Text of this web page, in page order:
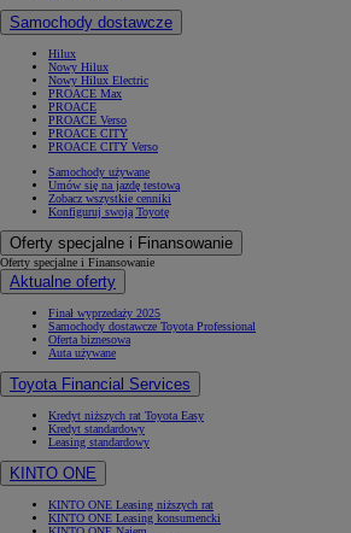
Samochody dostawcze
Hilux
Nowy Hilux
Nowy Hilux Electric
PROACE Max
PROACE
PROACE Verso
PROACE CITY
PROACE CITY Verso
Samochody używane
Umów się na jazdę testową
Zobacz wszystkie cenniki
Konfiguruj swoją Toyotę
Oferty specjalne i Finansowanie
Oferty specjalne i Finansowanie
Aktualne oferty
Finał wyprzedaży 2025
Samochody dostawcze Toyota Professional
Oferta biznesowa
Auta używane
Toyota Financial Services
Kredyt niższych rat Toyota Easy
Kredyt standardowy
Leasing standardowy
KINTO ONE
KINTO ONE Leasing niższych rat
KINTO ONE Leasing konsumencki